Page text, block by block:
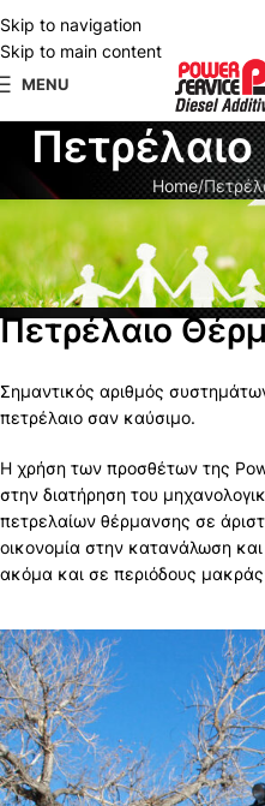
Skip to navigation
Skip to main content
MENU
Home
Πετρέλαιο
Σημαντικός αριθμός
πετρέλαιο σαν καύσιμο.
Η χρήση των προσθέτων της
στην διατήρηση του
πετρελαίων θέρμανσης σε
οικονομία στην κατανάλωση
ακόμα και σε περιόδους